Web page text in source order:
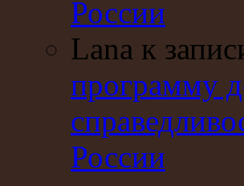
России
Lana к
программу
России